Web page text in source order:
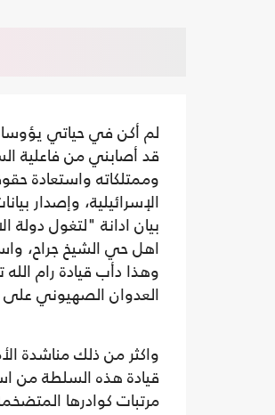
لم أكن في حياتي
قد أصابني من فاعلية
وممتلكاته واستعادة
الإسرائيلية، وإصدار
بيان ادانة "لتغول دولة
اهل حي الشيخ جراح،
وهذا دأب قيادة رام
العدوان الصهيوني على
واكثر من ذلك مناشدة
قيادة هذه السلطة من
مرتبات كوادرها